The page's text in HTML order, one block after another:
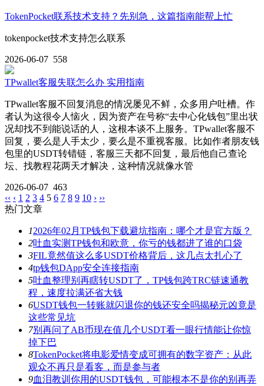
TokenPocket联系技术支持？先别急，这篇指南能帮上忙
tokenpocket技术支持怎么联系
2026-06-07 558
TPwallet客服失联怎么办 实用指南
TPwallet客服不回复消息的情况屡见不鲜，众多用户吐槽。作
者认为这很令人恼火，因为资产在号称“去中心化钱包”里出状
况却找不到能说话的人，这根本谈不上服务。TPwallet客服不
回复，要么是人手太少，要么是不重视客服。比如作者朋友钱
包里的USDT转错链，客服三天都不回复，最后他自己查论
坛、找教程花两天才解决，这种情况就像水管
2026-06-07 463
‹‹ ‹ 1 2 3 4 5 6 7 8 9 10 › ››
热门文章
12026年02月TP钱包下载避坑指南：哪个才是官方版？
2吐血实测TP钱包和欧意，你亏的钱都进了谁的口袋
3FIL竟然值这么多USDT价格背后，这几点太扎心了
4tp钱包DApp安全连接指南
5吐血整理别再瞎转USDT了，TP钱包跨TRC链速通教
程，速度拉满还省大钱
6USDT钱包一转账就闪退你的钱还安全吗揭秘元凶竟是
这些常见坑
7别再问了AB币现在值几个USDT看一眼行情能让你惊
掉下巴
8TokenPocket将电影爱情变成可拥有的数字资产：从此
观众不再只是看客，而是参与者
9血泪教训你用的USDT钱包，可能根本不是你的别再弄